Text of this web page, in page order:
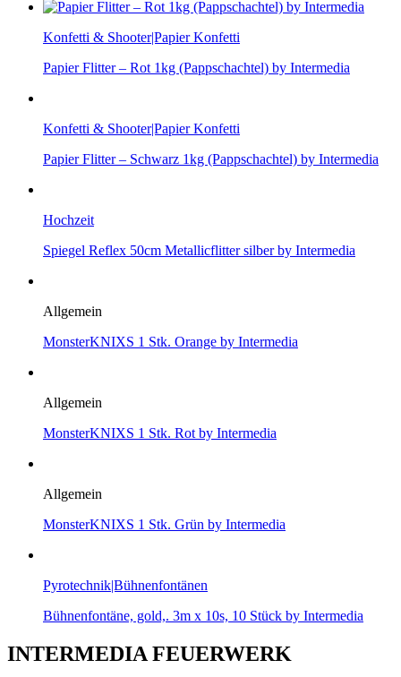
Konfetti & Shooter|Papier Konfetti
Papier Flitter – Rot 1kg (Pappschachtel) by Intermedia
Konfetti & Shooter|Papier Konfetti
Papier Flitter – Schwarz 1kg (Pappschachtel) by Intermedia
Hochzeit
Spiegel Reflex 50cm Metallicflitter silber by Intermedia
Allgemein
MonsterKNIXS 1 Stk. Orange by Intermedia
Allgemein
MonsterKNIXS 1 Stk. Rot by Intermedia
Allgemein
MonsterKNIXS 1 Stk. Grün by Intermedia
Pyrotechnik|Bühnenfontänen
Bühnenfontäne, gold,. 3m x 10s, 10 Stück by Intermedia
INTERMEDIA FEUERWERK